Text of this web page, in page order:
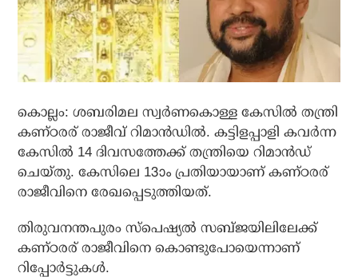
കൊല്ലം: ശബരിമല സ്വർണകൊള്ള കേസിൽ തന്ത്രി
കണ്ഠരര് രാജീവ് റിമാൻഡിൽ. കട്ടിളപ്പാളി കവർന്ന
കേസിൽ 14 ദിവസത്തേക്ക് തന്ത്രിയെ റിമാൻഡ്
ചെയ്തു. കേസിലെ 13ാം പ്രതിയായാണ് കണ്ഠരര്
രാജീവിനെ രേഖപ്പെടുത്തിയത്.
തിരുവനന്തപുരം സ്പെഷ്യൽ സബ്ജയിലിലേക്ക്
കണ്ഠരര് രാജീവിനെ കൊണ്ടുപോയെന്നാണ്
റിപ്പോർട്ടുകൾ.